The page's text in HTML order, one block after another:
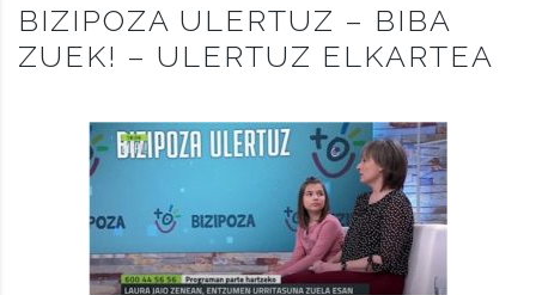
BIZIPOZA ULERTUZ – BIBA
ZUEK! – ULERTUZ ELKARTEA